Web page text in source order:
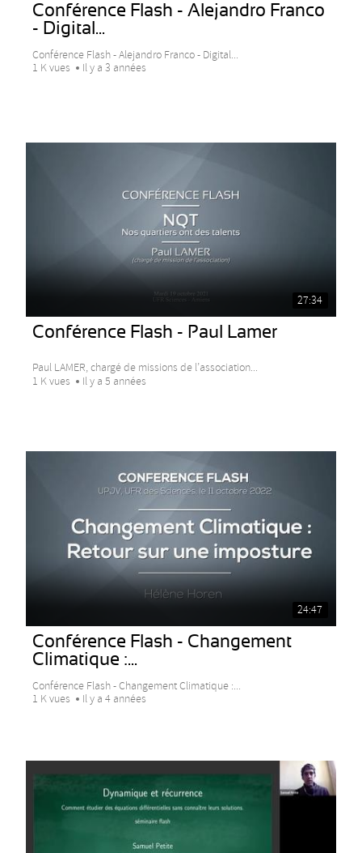
Conférence Flash - Alejandro Franco
- Digital...
Conférence Flash - Alejandro Franco - Digital...
1 K vues
Il y a 3 années
27:34
Conférence Flash - Paul Lamer
Paul LAMER, chargé de missions de l’association...
1 K vues
Il y a 5 années
24:47
Conférence Flash - Changement
Climatique :...
Conférence Flash - Changement Climatique :...
1 K vues
Il y a 4 années